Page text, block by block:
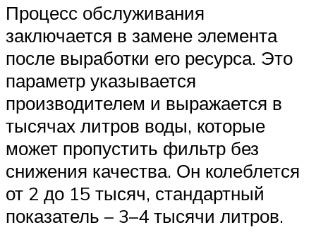
Процесс обслуживания
заключается в замене элемента
после выработки его ресурса. Это
параметр указывается
производителем и выражается в
тысячах литров воды, которые
может пропустить фильтр без
снижения качества. Он колеблется
от 2 до 15 тысяч, стандартный
показатель – 3–4 тысячи литров.